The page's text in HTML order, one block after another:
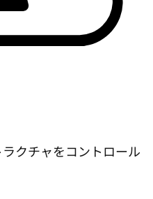
クチャをコントロール